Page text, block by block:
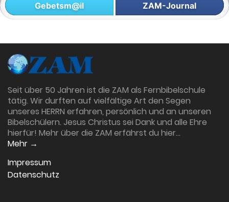
Gebetsm@il ZAM-Journal
Seit über 50 Jahren ist die ZAM als Fernbibelschule
tätig. Wir durften auf vielfältige Art den Segen
unseres HERRN erfahren, persönlich und an unseren
Bibelschülern. Jesus Christus sei Dank und alle Ehre
hierfür! Mehr über die ZAM erfährst du hier…
Mehr →
Impressum
Datenschutz